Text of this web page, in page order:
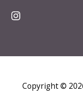
Instagram
Copyright ©